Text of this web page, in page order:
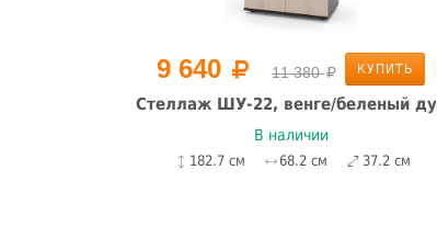
9 640 11 380 КУПИТЬ
Стеллаж ШУ-22, венге/беленый
В наличии
182.7 см 68.2 см 37.2 см